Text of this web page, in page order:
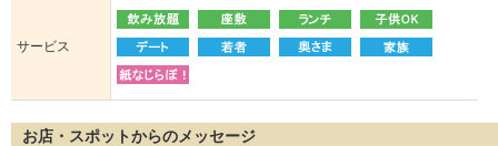
サービス
お店・スポットからのメッセージ